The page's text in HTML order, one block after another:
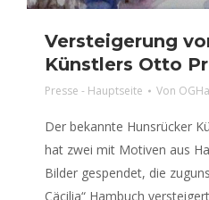
Versteigerung
Künstlers Otto
Presse - Hauptseite Von
Der bekannte Hunsrücker
hat zwei mit Motiven aus
Bilder gespendet, die
Cäcilia“ Hambuch